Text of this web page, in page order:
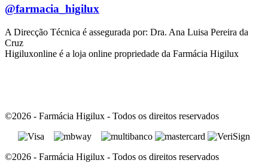
@farmacia_higilux
A Direcção Técnica é assegurada por: Dra. Ana Luisa Pereira da
Cruz
Higiluxonline é a loja online propriedade da Farmácia Higilux
©2026 - Farmácia Higilux - Todos os direitos reservados
©2026 - Farmácia Higilux - Todos os direitos reservados